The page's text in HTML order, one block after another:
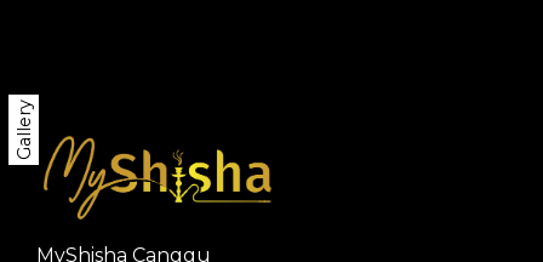
Gallery
MyShisha Canggu